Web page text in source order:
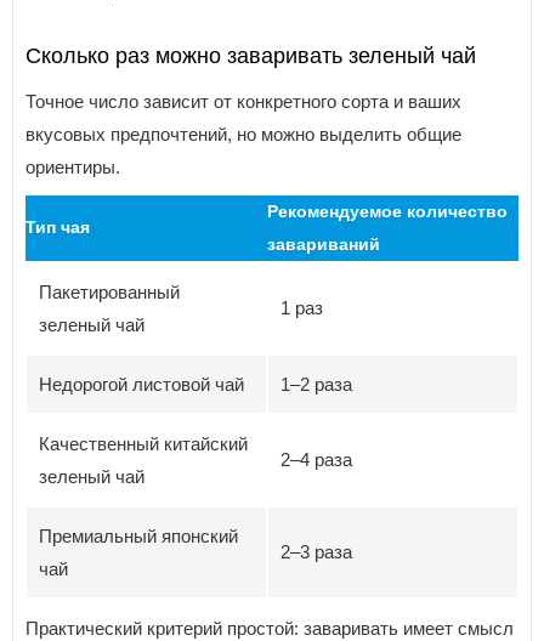
Сколько раз можно заваривать зеленый чай
Точное число зависит от конкретного сорта и ваших
вкусовых предпочтений, но можно выделить общие
ориентиры.
Тип чая
Рекомендуемое количество
завариваний
Пакетированный
зеленый чай
1 раз
Недорогой листовой чай 1–2 раза
Качественный китайский
зеленый чай
2–4 раза
Премиальный японский
чай
2–3 раза
Практический критерий простой: заваривать имеет смысл